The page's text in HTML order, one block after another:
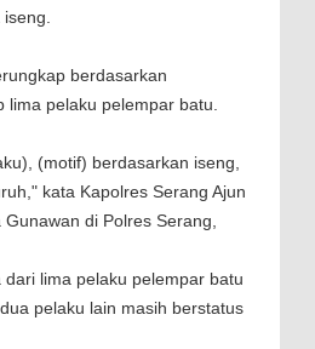
berdasarkan
lima pelaku pelempar batu.
(motif) berdasarkan iseng,
kata Kapolres Serang Ajun
di Polres Serang,
lima pelaku pelempar batu
pelaku lain masih berstatus